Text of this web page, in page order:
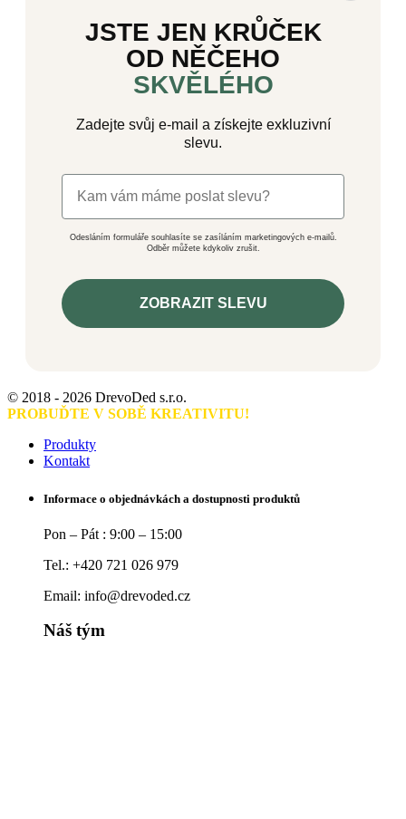
JSTE JEN KRŮČEK
OD NĚČEHO
SKVĚLÉHO
Zadejte svůj e-mail a získejte exkluzivní
slevu.
Odesláním formuláře souhlasíte se zasíláním marketingových e-mailů.
Odběr můžete kdykoliv zrušit.
ZOBRAZIT SLEVU
© 2018 - 2026 DrevoDed s.r.o.
PROBUĎTE V SOBĚ KREATIVITU!
Produkty
Kontakt
Informace o objednávkách a dostupnosti produktů
Pon – Pát : 9:00 – 15:00
Tel.: +420 721 026 979
Email: info@drevoded.cz
Náš tým